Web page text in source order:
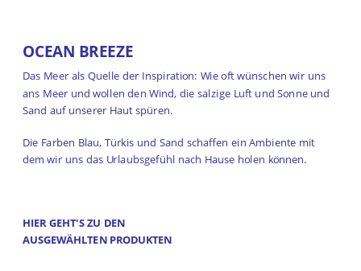
OCEAN BREEZE
Das Meer als Quelle der Inspiration: Wie oft wünschen wir uns
ans Meer und wollen den Wind, die salzige Luft und Sonne und
Sand auf unserer Haut spüren.
Die Farben Blau, Türkis und Sand schaffen ein Ambiente mit
dem wir uns das Urlaubsgefühl nach Hause holen können.
HIER GEHT'S ZU DEN
AUSGEWÄHLTEN PRODUKTEN